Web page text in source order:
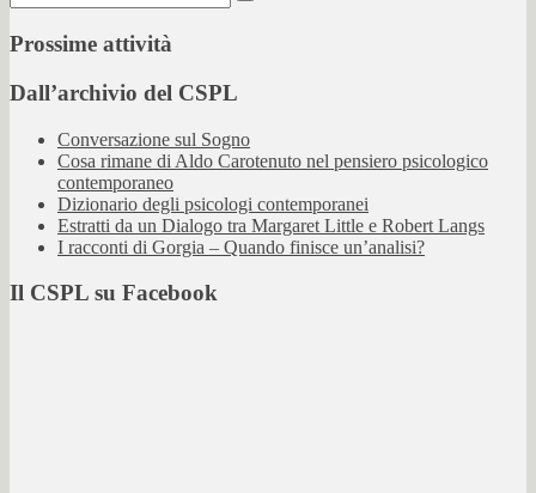
Prossime attività
Dall’archivio del CSPL
Conversazione sul Sogno
Cosa rimane di Aldo Carotenuto nel pensiero psicologico
contemporaneo
Dizionario degli psicologi contemporanei
Estratti da un Dialogo tra Margaret Little e Robert Langs
I racconti di Gorgia – Quando finisce un’analisi?
Il CSPL su Facebook